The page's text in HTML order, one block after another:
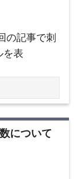
の記事で刺
を表
について